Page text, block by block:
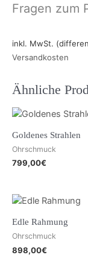
Fragen zum
inkl. MwSt.
Versandkosten
Ähnliche
Goldenes Strahlen
Ohrschmuck
799,00€
Edle Rahmung
Ohrschmuck
898,00€